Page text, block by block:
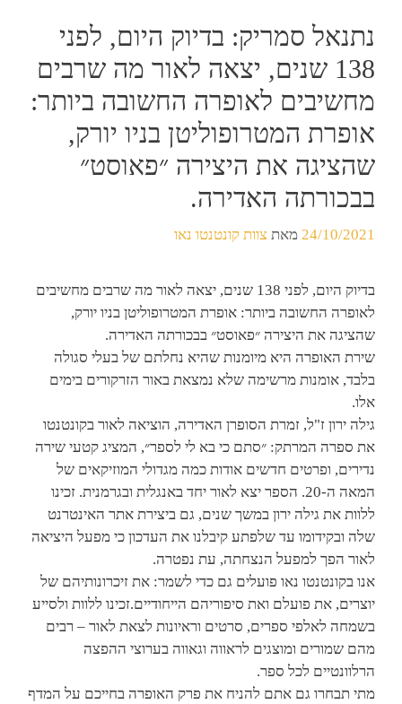
נתנאל סמריק: בדיוק היום, לפני
138 שנים, יצאה לאור מה שרבים
מחשיבים לאופרה החשובה ביותר:
אופרת המטרופוליטן בניו יורק,
שהציגה את היצירה ״פאוסט״
בבכורתה האדירה.
24/10/2021 מאת צוות קונטנטו נאו
בדיוק היום, לפני 138 שנים, יצאה לאור מה שרבים מחשיבים
לאופרה החשובה ביותר: אופרת המטרופוליטן בניו יורק,
שהציגה את היצירה ״פאוסט״ בבכורתה האדירה.
שירת האופרה היא מיומנות שהיא נחלתם של בעלי סגולה
בלבד, אומנות מרשימה שלא נמצאת באור הזרקורים בימים
אלו.
גילה ירון ז"ל, זמרת הסופרן האדירה, הוציאה לאור בקונטנטו
את ספרה המרתק: ״סתם כי בא לי לספר״, המציג קטעי שירה
נדירים, ופרטים חדשים אודות כמה מגדולי המוזיקאים של
המאה ה-20. הספר יצא לאור יחד באנגלית ובגרמנית. זכינו
ללוות את גילה ירון במשך שנים, גם ביצירת אתר האינטרנט
שלה ובקידומו עד שלפתע קיבלנו את העדכון כי מפעל היציאה
לאור הפך למפעל הנצחתה, עת נפטרה.
אנו בקונטנטו נאו פועלים גם כדי לשמר: את זיכרונותיהם של
יוצרים, את פועלם ואת סיפוריהם הייחודיים.זכינו ללוות ולסייע
בשמחה לאלפי ספרים, סרטים וראיונות לצאת לאור – רבים
מהם שמורים ומוצגים לראווה וגאווה בערוצי ההפצה
הרלוונטיים לכל ספר.
מתי תבחרו גם אתם להניח את פרק האופרה בחייכם על המדף